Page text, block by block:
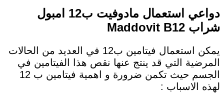
دواعي استعمال مادوفيت ب12 امبول
شراب Maddovit B12
يمكن استعمال فيتامين ب12 في العديد من الحالات
المرضية التي قد ينتج عنها نقص هذا الفيتامين في
الجسم حيث تكمن ضرورة و اهمية فيتامين ب 12
لهذه الاسباب :